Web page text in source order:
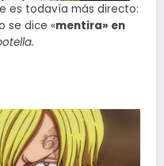
es todavía más directo:
se dice «mentira» en